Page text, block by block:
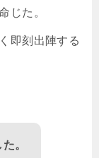
じた。
即刻出陣する
。